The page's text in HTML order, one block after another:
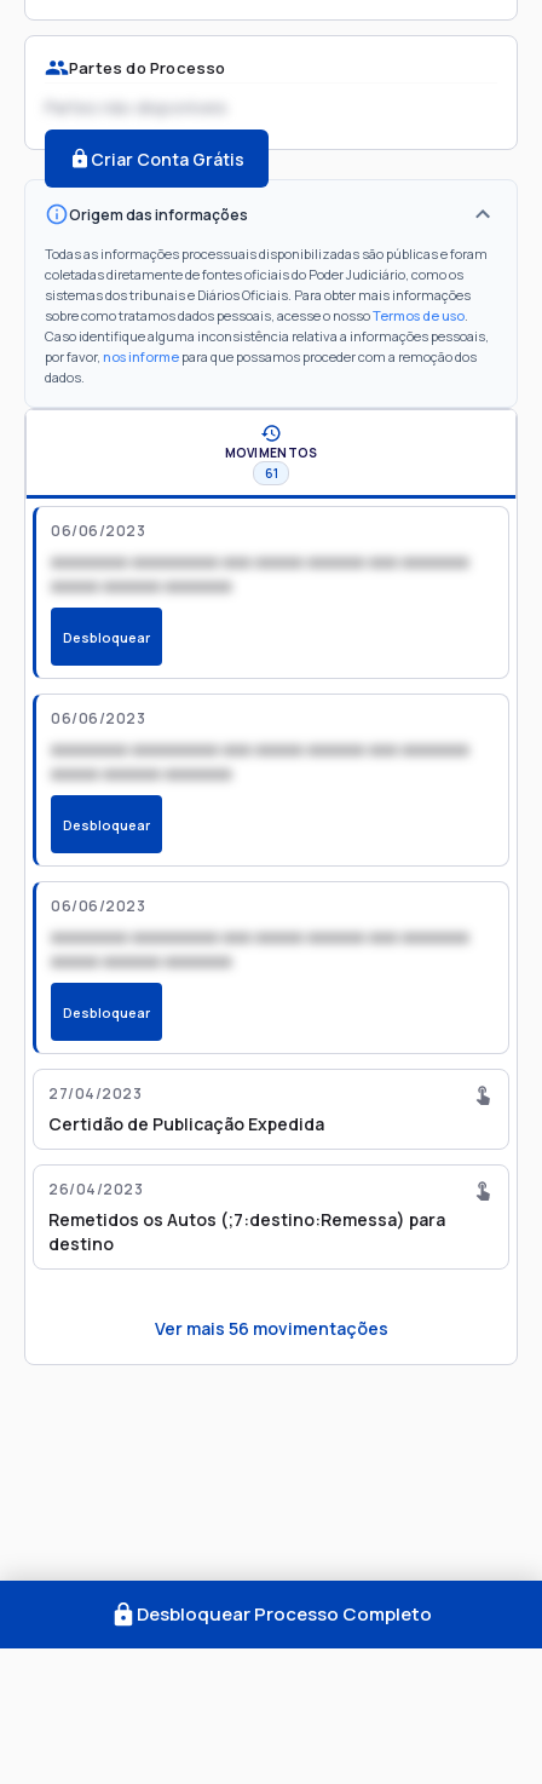
Partes do Processo
Partes não disponíveis
Criar Conta Grátis
Origem das informações
Todas as informações processuais disponibilizadas são públicas e foram
coletadas diretamente de fontes oficiais do Poder Judiciário, como os
sistemas dos tribunais e Diários Oficiais. Para obter mais informações
sobre como tratamos dados pessoais, acesse o nossoTermos de uso.
Caso identifique alguma inconsistência relativa a informações pessoais,
por favor, nos informe para que possamos proceder com a remoção dos
dados.
MOVIMENTOS
61
06/06/2023
xxxxxxxx xxxxxxxxx xxx xxxxx xxxxxx xxx xxxxxxx
xxxxx xxxxxx xxxxxxx
Desbloquear
06/06/2023
xxxxxxxx xxxxxxxxx xxx xxxxx xxxxxx xxx xxxxxxx
xxxxx xxxxxx xxxxxxx
Desbloquear
06/06/2023
xxxxxxxx xxxxxxxxx xxx xxxxx xxxxxx xxx xxxxxxx
xxxxx xxxxxx xxxxxxx
Desbloquear
27/04/2023
Certidão de Publicação Expedida
26/04/2023
Remetidos os Autos (;7:destino:Remessa) para
destino
Ver mais 56 movimentações
Desbloquear Processo Completo